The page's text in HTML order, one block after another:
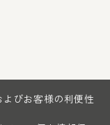
びお客様の利便性